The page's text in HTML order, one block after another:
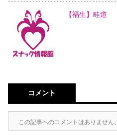
【福生】畦道
コメント
この記事へのコメントはありません。